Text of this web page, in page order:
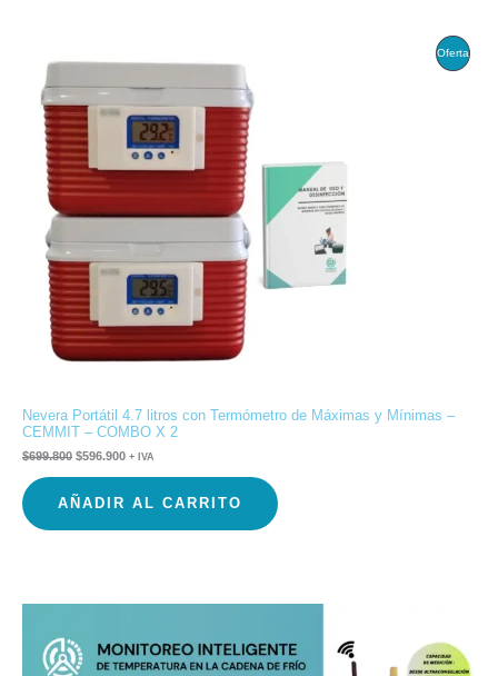
Oferta
Nevera Portátil 4.7 litros con Termómetro de Máximas y Mínimas –
CEMMIT – COMBO X 2
$699.800
precio
$699.800.
$596.900
precio
es:
$596.900.
+ IVA
AÑADIR AL CARRITO